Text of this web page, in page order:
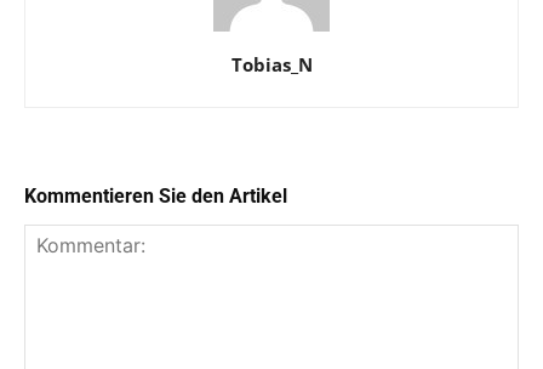
Tobias_N
Kommentieren Sie den Artikel